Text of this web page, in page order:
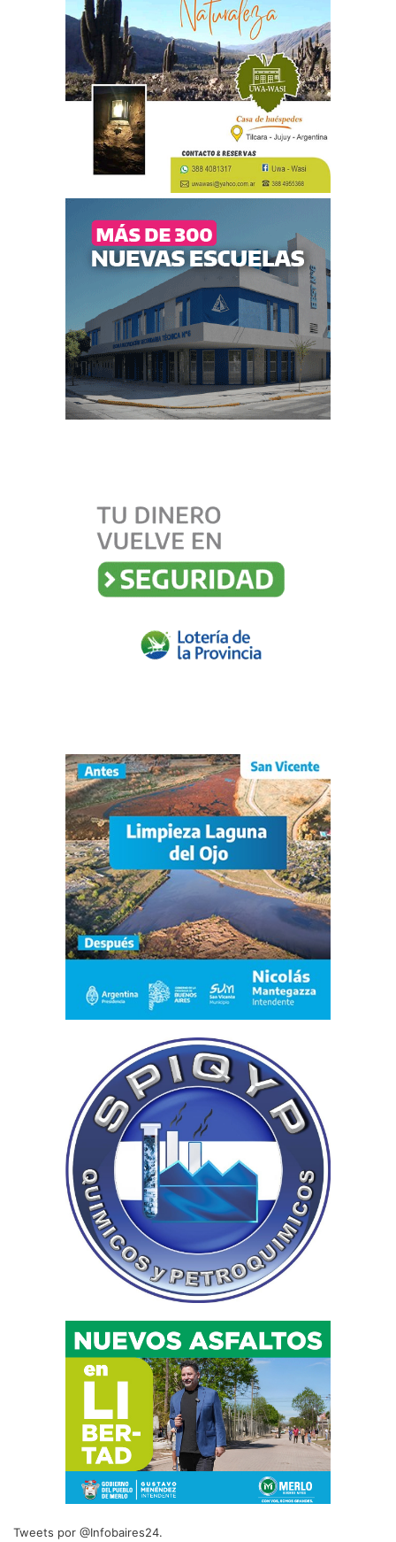
Tweets por @Infobaires24.